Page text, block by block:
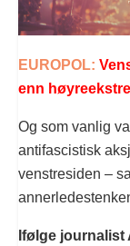
EUROPOL:
enn
Og som vanlig
antifascistisk
venstresiden –
Ifølge